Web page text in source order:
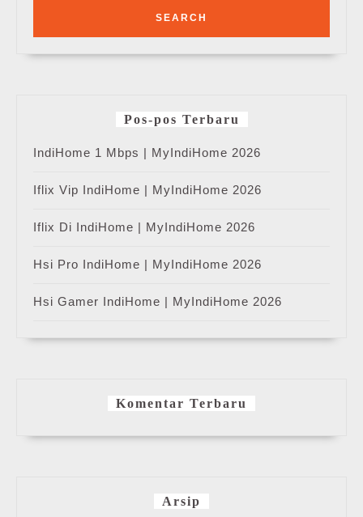
Pos-pos Terbaru
IndiHome 1 Mbps | MyIndiHome 2026
Iflix Vip IndiHome | MyIndiHome 2026
Iflix Di IndiHome | MyIndiHome 2026
Hsi Pro IndiHome | MyIndiHome 2026
Hsi Gamer IndiHome | MyIndiHome 2026
Komentar Terbaru
Arsip